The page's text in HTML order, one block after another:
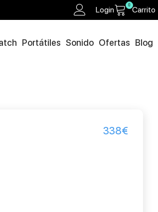
Login 0 Carrito
Portátiles Sonido Ofertas Blog
338€